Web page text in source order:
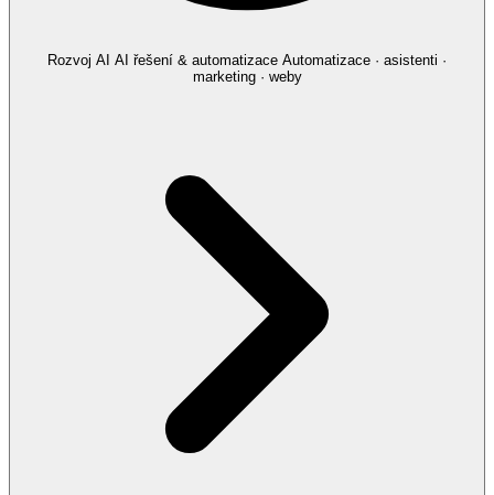
Rozvoj AI AI řešení & automatizace Automatizace · asistenti ·
marketing · weby